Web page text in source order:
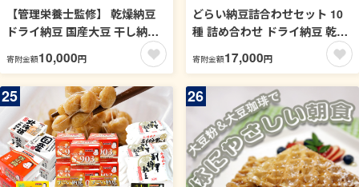
【管理栄養士監修】 乾燥納豆
ドライ納豆 国産大豆 干し納豆
納豆 【低温製法で納豆菌が生
きている】 (100g, 3種類セッ
ト) 96-A
寄附金額10,000円
どらい納豆詰合わせセット 10
種 詰め合わせ ドライ納豆 乾燥
納豆 干し納豆 ダイエット ギフ
ト 納豆ふりかけ 国産 おつまみ
おやつ お菓子 おかし スナック
タンパク質 たんぱく質 小腹 ド
ライなっとう 常温 4-A
寄附金額17,000円
25 26